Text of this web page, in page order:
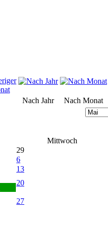
Nach Jahr Nach Monat
Mittwoch
29
6
13
20
27